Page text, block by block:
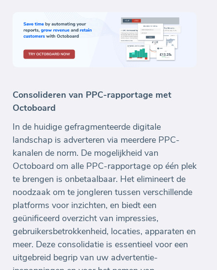
Consolideren van PPC-rapportage met
Octoboard
In de huidige gefragmenteerde digitale
landschap is adverteren via meerdere PPC-
kanalen de norm. De mogelijkheid van
Octoboard om alle PPC-rapportage op één plek
te brengen is onbetaalbaar. Het elimineert de
noodzaak om te jongleren tussen verschillende
platforms voor inzichten, en biedt een
geünificeerd overzicht van impressies,
gebruikersbetrokkenheid, locaties, apparaten en
meer. Deze consolidatie is essentieel voor een
uitgebreid begrip van uw advertentie-